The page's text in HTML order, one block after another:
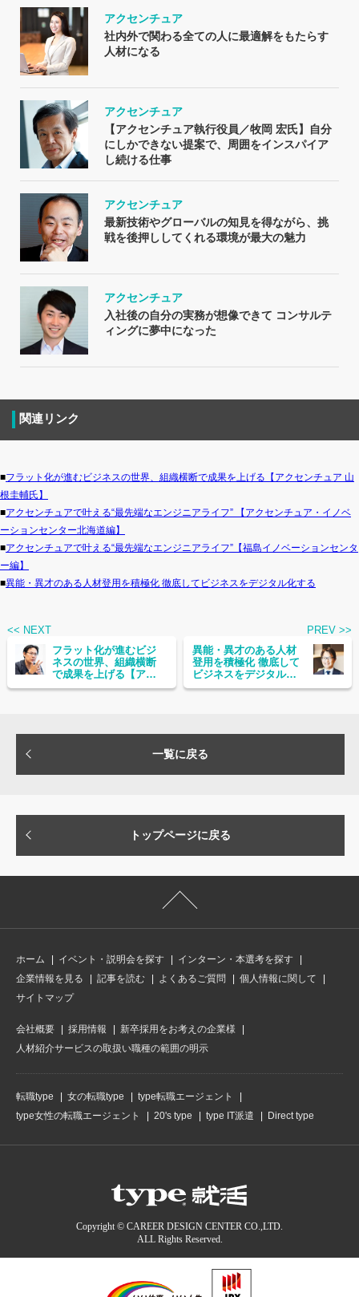
アクセンチュア
社内外で関わる全ての人に最適解をもたらす
人材になる
アクセンチュア
【アクセンチュア執行役員／牧岡 宏氏】自分
にしかできない提案で、周囲をインスパイア
し続ける仕事
アクセンチュア
最新技術やグローバルの知見を得ながら、挑
戦を後押ししてくれる環境が最大の魅力
アクセンチュア
入社後の自分の実務が想像できて コンサルテ
ィングに夢中になった
関連リンク
■フラット化が進むビジネスの世界、組織横断で成果を上げる【アクセンチュア 山
根圭輔氏】
■アクセンチュアで叶える“最先端なエンジニアライフ” 【アクセンチュア・イノベ
ーションセンター北海道編】
■アクセンチュアで叶える“最先端なエンジニアライフ”【福島イノベーションセンタ
ー編】
■異能・異才のある人材登用を積極化 徹底してビジネスをデジタル化する
<< NEXT
フラット化が進むビジ
ネスの世界、組織横断
で成果を上げる【アク
センチュア 山根圭輔
PREV >>
異能・異才のある人材
登用を積極化 徹底して
ビジネスをデジタル化
する
一覧に戻る
トップページに戻る
ホーム イベント・説明会を探す
インターン・本選考を探す
企業情報を見る
記事を読む よくあるご質問
個人情報に関して
サイトマップ
会社概要 採用情報
新卒採用をお考えの企業様
人材紹介サービスの取扱い職種の範囲の明示
転職type 女の転職type
type転職エージェント
type女性の転職エージェント
20's type type IT派遣 Direct type
Copyright © CAREER DESIGN CENTER CO.,LTD.
ALL Rights Reserved.